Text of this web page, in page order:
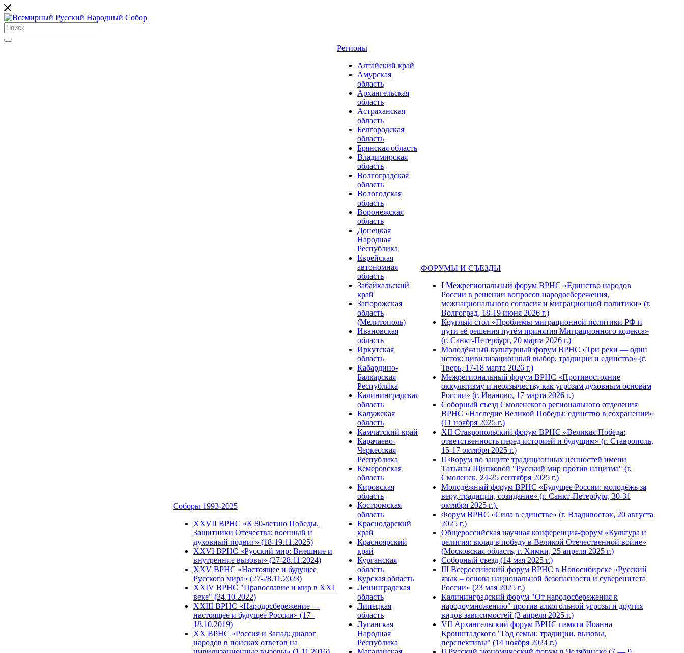
Соборы 1993-2025
ХХVII ВРНС «К 80-летию Победы.
Защитники Отечества: военный и
духовный подвиг» (18-19.11.2025)
XXVI ВРНС «Русский мир: Внешние и
внутренние вызовы» (27-28.11.2024)
XXV ВРНС «Настоящее и будущее
Русского мира» (27-28.11.2023)
XXIV ВРНС "Православие и мир в XXI
веке" (24.10.2022)
XXIII ВРНС «Народосбережение —
настоящее и будущее России» (17–
18.10.2019)
XX ВРНС «Россия и Запад: диалог
народов в поисках ответов на
Регионы
Алтайский край
Амурская
область
Архангельская
область
Астраханская
область
Белгородская
область
Брянская область
Владимирская
область
Волгоградская
область
Вологодская
область
Воронежская
область
Донецкая
Народная
Республика
Еврейская
автономная
область
Забайкальский
край
Запорожская
область
(Мелитополь)
Ивановская
область
Иркутская
область
Кабардино-
Балкарская
Республика
Калининградская
область
Калужская
область
Камчатский край
Карачаево-
Черкесская
Республика
Кемеровская
область
Кировская
область
Костромская
область
Краснодарский
край
Красноярский
край
Курганская
область
Курская область
Ленинградская
область
Липецкая
область
Луганская
Народная
Республика
ФОРУМЫ И СЪЕЗДЫ
I Межрегиональный форум ВРНС «Единство народов
России в решении вопросов народосбережения,
межнационального согласия и миграционной политики» (г.
Волгоград, 18-19 июня 2026 г.)
Круглый стол «Проблемы миграционной политики РФ и
пути её решения путём принятия Миграционного кодекса»
(г. Санкт-Петербург, 20 марта 2026 г.)
Молодёжный культурный форум ВРНС «Три реки — один
исток: цивилизационный выбор, традиции и единство» (г.
Тверь, 17-18 марта 2026 г.)
Межрегиональный форум ВРНС «Противостояние
оккультизму и неоязычеству как угрозам духовным основам
России» (г. Иваново, 17 марта 2026 г.)
Соборный съезд Смоленского регионального отделения
ВРНС «Наследие Великой Победы: единство в сохранении»
(11 ноября 2025 г.)
XII Ставропольский форум ВРНС «Великая Победа:
ответственность перед историей и будущим» (г. Ставрополь,
15-17 октября 2025 г.)
II Форум по защите традиционных ценностей имени
Татьяны Щипковой "Русский мир против нацизма" (г.
Смоленск, 24-25 сентября 2025 г.)
Молодёжный форум ВРНС «Будущее России: молодёжь за
веру, традиции, созидание» (г. Санкт-Петербург, 30-31
октября 2025 г.).
Форум ВРНС «Сила в единстве» (г. Владивосток, 20 августа
2025 г.)
Общероссийская научная конференция-форум «Культура и
религия: вклад в победу в Великой Отечественной войне»
(Московская область, г. Химки, 25 апреля 2025 г.)
Соборный съезд (14 мая 2025 г.)
III Всероссийский форум ВРНС в Новосибирске «Русский
язык – основа национальной безопасности и суверенитета
России» (23 мая 2025 г.)
Калининградский форум "От народосбережения к
народоумножению" против алкогольной угрозы и других
видов зависимостей (3 апреля 2025 г.)
VII Архангельский форум ВРНС памяти Иоанна
Кронштадского "Год семьи: традиции, вызовы,
перспективы" (14 ноября 2024 г.)